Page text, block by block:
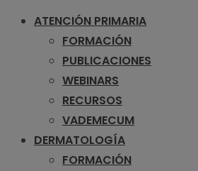
ATENCIÓN PRIMARIA
FORMACIÓN
PUBLICACIONES
WEBINARS
RECURSOS
VADEMECUM
DERMATOLOGÍA
FORMACIÓN